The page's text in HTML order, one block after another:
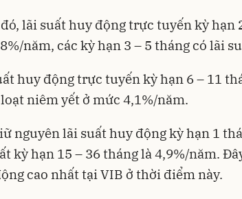
lãi suất huy động trực tuyến kỳ hạn
năm, các kỳ hạn 3 – 5 tháng có lãi
huy động trực tuyến kỳ hạn 6 – 11
niêm yết ở mức 4,1%/năm.
nguyên lãi suất huy động kỳ hạn 1
kỳ hạn 15 – 36 tháng là 4,9%/năm.
cao nhất tại VIB ở thời điểm này.